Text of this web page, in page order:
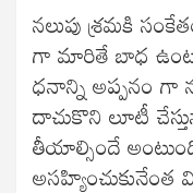
నలుపు శ్రమకి
గా మారితే బాధ
ధనాన్ని అప్పనం గా
దాచుకొని లూటీ
తీయాల్సిందే